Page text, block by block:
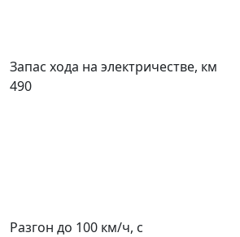
Запас хода на электричестве, км
490
Разгон до 100 км/ч, с